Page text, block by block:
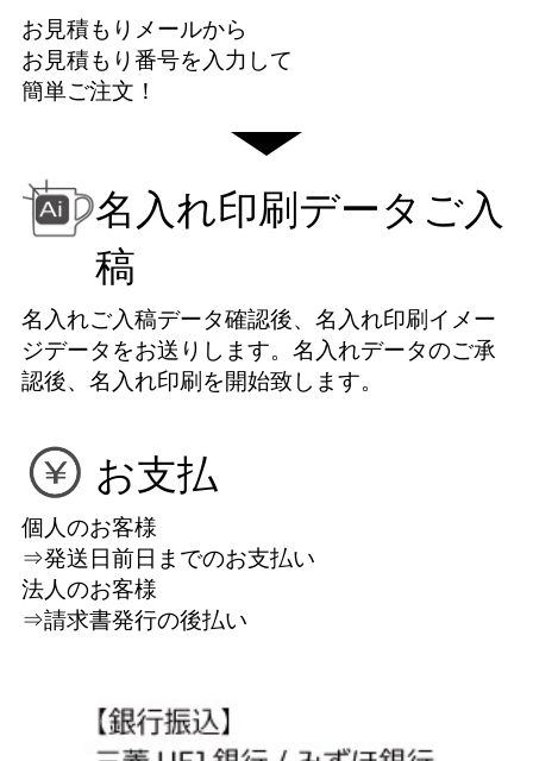
お見積もりメールから
お見積もり番号を入力して
簡単ご注文！
名入れ印刷データご入
稿
名入れご入稿データ確認後、名入れ印刷イメー
ジデータをお送りします。名入れデータのご承
認後、名入れ印刷を開始致します。
お支払
個人のお客様
⇒発送日前日までのお支払い
法人のお客様
⇒請求書発行の後払い